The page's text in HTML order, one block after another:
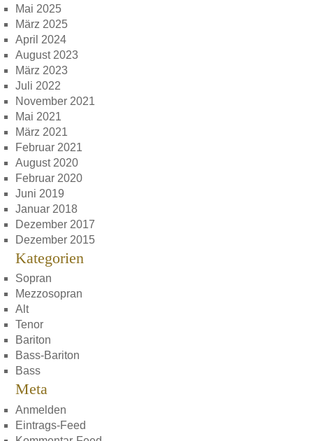
Mai 2025
März 2025
April 2024
August 2023
März 2023
Juli 2022
November 2021
Mai 2021
März 2021
Februar 2021
August 2020
Februar 2020
Juni 2019
Januar 2018
Dezember 2017
Dezember 2015
Kategorien
Sopran
Mezzosopran
Alt
Tenor
Bariton
Bass-Bariton
Bass
Meta
Anmelden
Eintrags-Feed